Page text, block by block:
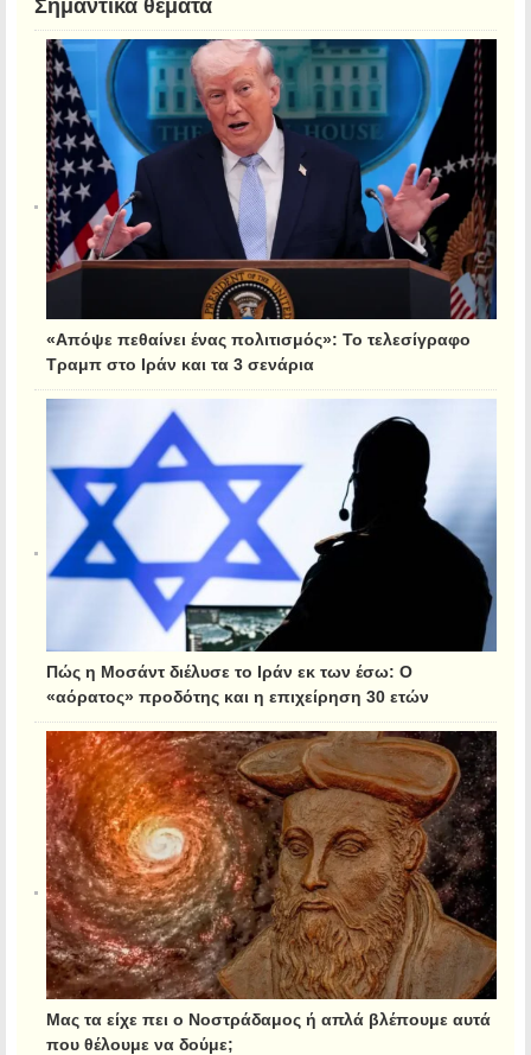
Σημαντικά θέματα
«Απόψε πεθαίνει ένας πολιτισμός»: Το τελεσίγραφο
Τραμπ στο Ιράν και τα 3 σενάρια
Πώς η Μοσάντ διέλυσε το Ιράν εκ των έσω: Ο
«αόρατος» προδότης και η επιχείρηση 30 ετών
Μας τα είχε πει ο Νοστράδαμος ή απλά βλέπουμε αυτά
που θέλουμε να δούμε;